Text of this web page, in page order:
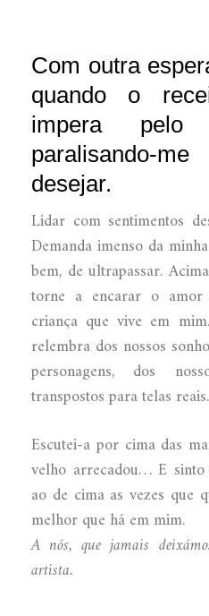
Com outra
quando o
impera pelo
paralisando-
desejar.
Lidar com sentimentos
Demanda imenso da
bem, de ultrapassar.
torne a encarar o
criança que vive em
relembra dos nossos
personagens, dos
transpostos para telas reais.
Escutei-a por cima das
velho arrecadou… E
ao de cima as vezes que
melhor que há em mim.
A nós, que jamais
artista.